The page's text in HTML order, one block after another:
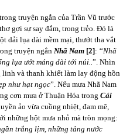
truyện ngắn của Trần Vũ trước
gợi sự say đắm, trong trẻo. Đó là
dải lụa dài mềm mại, thướt tha vắt
truyện ngắn Nhã Nam [2]: ‘‘Nhã
lụa ướt máng dài tới núi..”. Nhìn
linh và thanh khiết làm lay động hồn
như hạt ngọc”. Nếu mưa Nhã Nam
cơn mưa ở Thuận Hóa trong Cái
ảo vừa cuồng nhiệt, đam mê,
những hột mưa nhỏ mà tròn mọng:
trắng lịm, những tảng nước